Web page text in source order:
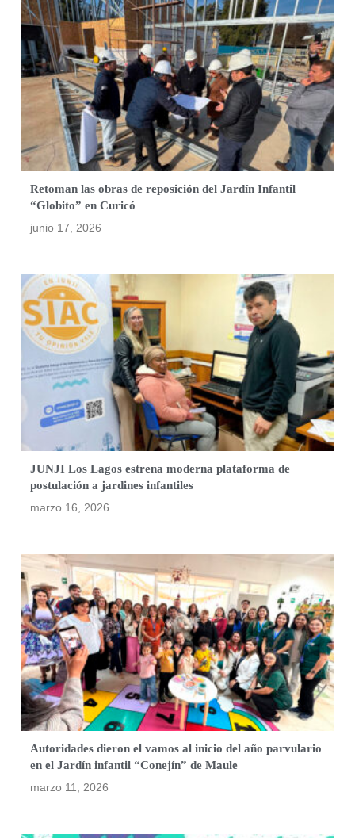
Retoman las obras de reposición del Jardín Infantil
“Globito” en Curicó
junio 17, 2026
JUNJI Los Lagos estrena moderna plataforma de
postulación a jardines infantiles
marzo 16, 2026
Autoridades dieron el vamos al inicio del año parvulario
en el Jardín infantil “Conejín” de Maule
marzo 11, 2026